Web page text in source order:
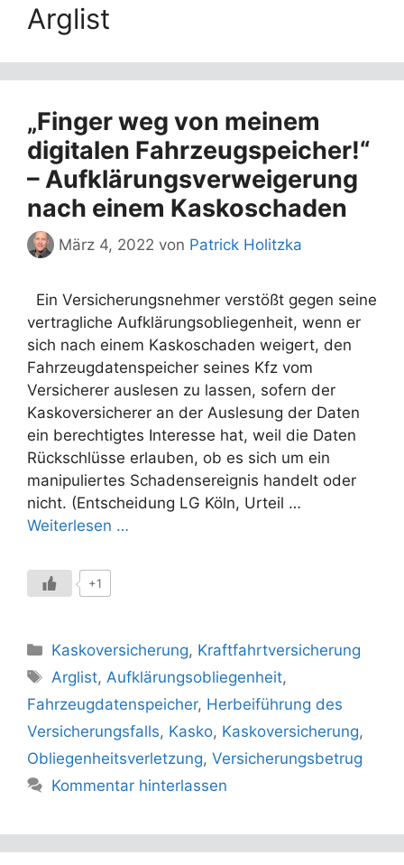
Arglist
„Finger weg von meinem
digitalen Fahrzeugspeicher!“
– Aufklärungsverweigerung
nach einem Kaskoschaden
März 4, 2022 von Patrick Holitzka
Ein Versicherungsnehmer verstößt gegen seine
vertragliche Aufklärungsobliegenheit, wenn er
sich nach einem Kaskoschaden weigert, den
Fahrzeugdatenspeicher seines Kfz vom
Versicherer auslesen zu lassen, sofern der
Kaskoversicherer an der Auslesung der Daten
ein berechtigtes Interesse hat, weil die Daten
Rückschlüsse erlauben, ob es sich um ein
manipuliertes Schadensereignis handelt oder
nicht. (Entscheidung LG Köln, Urteil …
Weiterlesen …
+1
Kategorien
Kaskoversicherung, Kraftfahrtversicherung
Schlagwörter
Arglist,Aufklärungsobliegenheit,
Fahrzeugdatenspeicher, Herbeiführung des
Versicherungsfalls, Kasko, Kaskoversicherung,
Obliegenheitsverletzung, Versicherungsbetrug
Kommentar hinterlassen